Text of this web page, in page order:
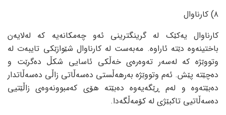
٨) کارناوال
کارناوال یه‌کێک له‌ گرینگترینی ئه‌و چه‌مکانه‌یه‌ که‌ له‌لایه‌ن
باختینه‌وه‌ دێته‌ ئاراوه‌. مه‌به‌ست له‌ کارناوال شێوازێکی تایبه‌ت له‌
وتووێژه‌ که‌ له‌سه‌ر ته‌وه‌ره‌ی خه‌ڵکی ئاسایی شکڵ ده‌گرێت و
ده‌چێته‌ پێش. ئه‌م وتووێژه‌ به‌رهه‌ڵستی ده‌سه‌ڵاتی زاڵی ده‌سه‌ڵاتدار
ده‌بێته‌وه‌ و له‌م ڕێگه‌یه‌وه‌ ده‌بێته‌ هۆی که‌مبوونه‌وه‌ی زاڵێتیی
ده‌سه‌ڵاتیی تاکبێژی له‌ کۆمه‌ڵگه‌دا.